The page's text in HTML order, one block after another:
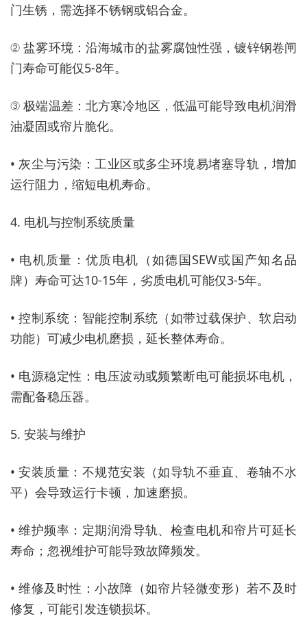
门生锈，需选择不锈钢或铝合金。
② 盐雾环境：沿海城市的盐雾腐蚀性强，镀锌钢卷闸
门寿命可能仅5-8年。
③ 极端温差：北方寒冷地区，低温可能导致电机润滑
油凝固或帘片脆化。
• 灰尘与污染：工业区或多尘环境易堵塞导轨，增加
运行阻力，缩短电机寿命。
4. 电机与控制系统质量
• 电机质量：优质电机（如德国SEW或国产知名品
牌）寿命可达10-15年，劣质电机可能仅3-5年。
• 控制系统：智能控制系统（如带过载保护、软启动
功能）可减少电机磨损，延长整体寿命。
• 电源稳定性：电压波动或频繁断电可能损坏电机，
需配备稳压器。
5. 安装与维护
• 安装质量：不规范安装（如导轨不垂直、卷轴不水
平）会导致运行卡顿，加速磨损。
• 维护频率：定期润滑导轨、检查电机和帘片可延长
寿命；忽视维护可能导致故障频发。
• 维修及时性：小故障（如帘片轻微变形）若不及时
修复，可能引发连锁损坏。